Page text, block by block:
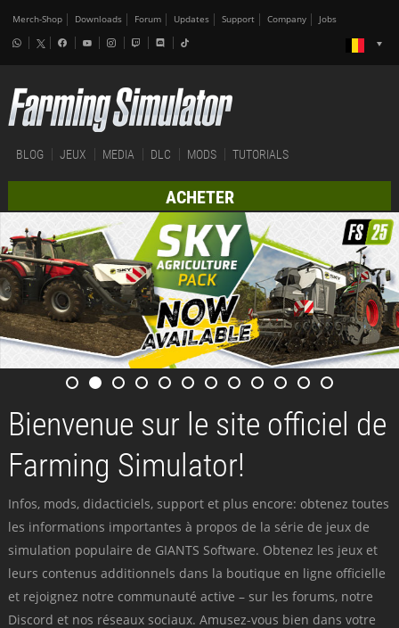
Merch-Shop Downloads Forum Updates Support Company Jobs
BLOG JEUX MEDIA DLC MODS TUTORIALS
ACHETER
Bienvenue sur le site officiel de
Farming Simulator!
Infos, mods, didacticiels, support et plus encore: obtenez toutes
les informations importantes à propos de la série de jeux de
simulation populaire de GIANTS Software. Obtenez les jeux et
leurs contenus additionnels dans la boutique en ligne officielle
et rejoignez notre communauté active – sur les forums, notre
Discord et nos réseaux sociaux. Amusez-vous bien dans votre